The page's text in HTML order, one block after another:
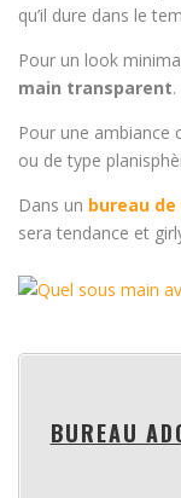
qu’il dure dans le
Pour un look
main transparent.
Pour une ambiance
ou de type
Dans un bureau
sera tendance et
BUREAU